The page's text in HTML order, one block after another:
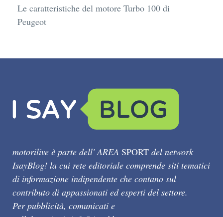
Le caratteristiche del motore Turbo 100 di
Peugeot
motorilive è parte dell' AREA SPORT del network
IsayBlog! la cui rete editoriale comprende siti tematici
di informazione indipendente che contano sul
contributo di appassionati ed esperti del settore.
Per pubblicità, comunicati e